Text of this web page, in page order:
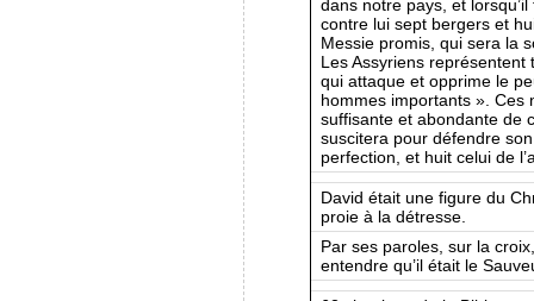
dans notre pays, et
contre lui sept bergers et
Messie promis, qui sera la
Les Assyriens
qui attaque et opprime le
hommes importants ». Ces
suffisante et abondante de
suscitera pour défendre
perfection, et huit celui de
David était une figure du
proie à la détresse.
Par ses paroles, sur la
entendre qu’il était le